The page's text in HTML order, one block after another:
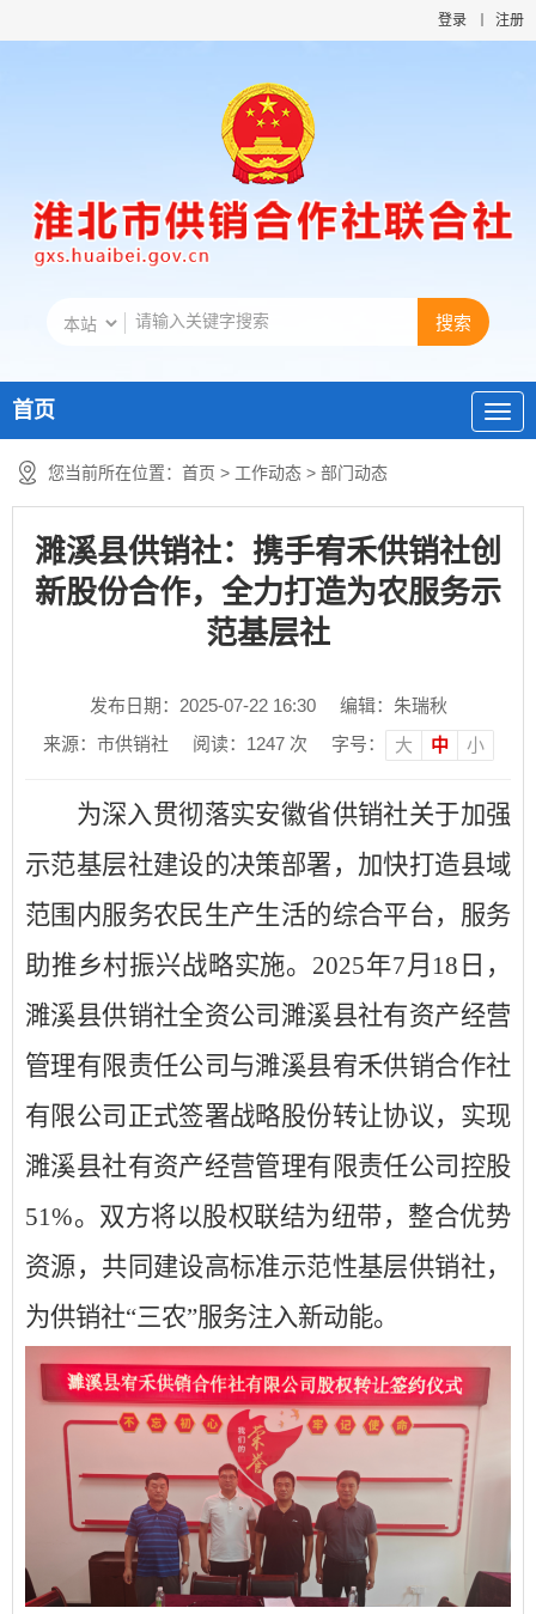
登录 注册
首页
您当前所在位置： 首页 > 工作动态 > 部门动态
濉溪县供销社：携手宥禾供销社创
新股份合作，全力打造为农服务示
范基层社
发布日期：2025-07-22 16:30
编辑：朱瑞秋
来源：市供销社
阅读： 1247次 字号： 大 中 小
为深入贯彻落实安徽省供销社关于加强
示范基层社建设的决策部署，加快打造县域
范围内服务农民生产生活的综合平台， 服务
助推乡村振兴战略实施。 2025年7月18日，
濉溪县供销社全资公司濉溪县社有资产经营
管理有限责任公司与濉溪县宥禾供销合作社
有限公司正式签署战略股份转让协议，实现
濉溪县社有资产经营管理有限责任公司控股
51%。双方将以股权联结为纽带，整合优势
资源，共同建设高标准示范性基层供销社，
为供销社“三农”服务注入新动能。